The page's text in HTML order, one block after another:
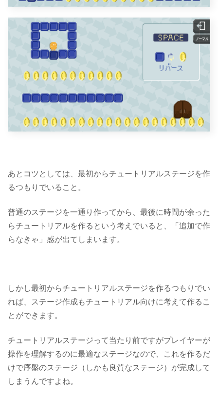
あとコツとしては、 最初からチュートリアルステージを作
るつもりでいる こと。
普通のステージを一通り作ってから、最後に時間が余った
らチュートリアルを作るという考えでいると、「追加で作
らなきゃ」感が出てしまいます。
しかし最初からチュートリアルステージを作るつもりでい
れば、ステージ作成もチュートリアル向けに考えて作るこ
とができます。
チュートリアルステージって当たり前ですがプレイヤーが
操作を理解するのに最適なステージなので、これを作るだ
けで序盤のステージ（しかも良質なステージ）が完成して
しまうんですよね。